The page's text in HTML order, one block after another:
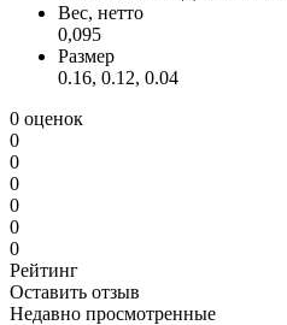
Вес, нетто
0,095
Размер
0.16, 0.12, 0.04
0 оценок
0
0
0
0
0
0
Рейтинг
Оставить отзыв
Недавно просмотренные